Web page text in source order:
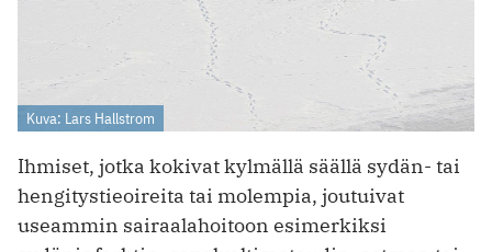
Kuva: Lars Hallstrom
Ihmiset, jotka kokivat kylmällä säällä sydän- tai
hengitystieoireita tai molempia, joutuivat
useammin sairaalahoitoon esimerkiksi